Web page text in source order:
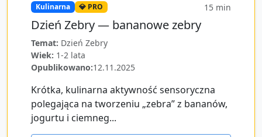
Kulinarna 💎 PRO 15 min
Dzień Zebry — bananowe zebry
Temat: Dzień Zebry
Wiek: 1-2 lata
Opublikowano:12.11.2025
Krótka, kulinarna aktywność sensoryczna
polegająca na tworzeniu „zebra” z bananów,
jogurtu i ciemneg...